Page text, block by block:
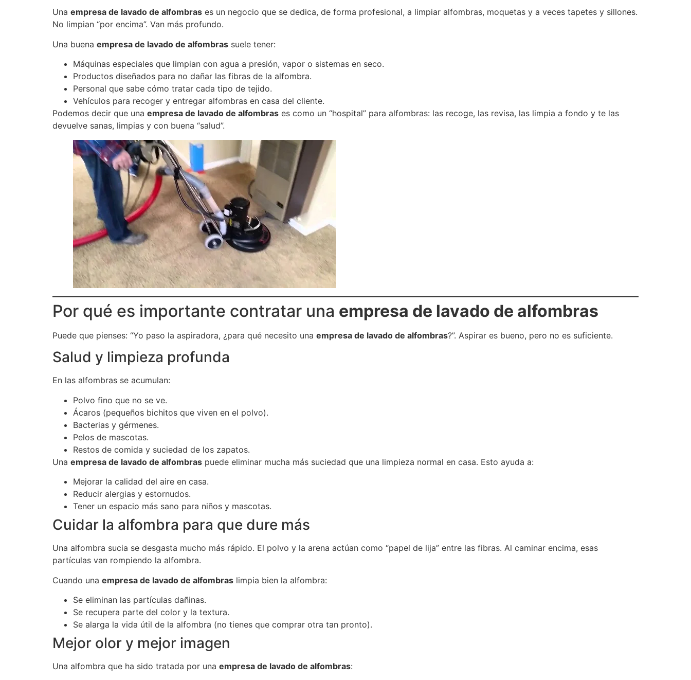
Una empresa de lavado de alfombras es un negocio que se dedica, de forma profesional, a limpiar alfombras, moquetas y a veces tapetes y sillones.
No limpian “por encima”. Van más profundo.
Una buena empresa de lavado de alfombras suele tener:
Máquinas especiales que limpian con agua a presión, vapor o sistemas en seco.
Productos diseñados para no dañar las fibras de la alfombra.
Personal que sabe cómo tratar cada tipo de tejido.
Vehículos para recoger y entregar alfombras en casa del cliente.
Podemos decir que una empresa de lavado de alfombras es como un “hospital” para alfombras: las recoge, las revisa, las limpia a fondo y te las
devuelve sanas, limpias y con buena “salud”.
Por qué es importante contratar una empresa de lavado de alfombras
Puede que pienses: “Yo paso la aspiradora, ¿para qué necesito una empresa de lavado de alfombras?”. Aspirar es bueno, pero no es suficiente.
Salud y limpieza profunda
En las alfombras se acumulan:
Polvo fino que no se ve.
Ácaros (pequeños bichitos que viven en el polvo).
Bacterias y gérmenes.
Pelos de mascotas.
Restos de comida y suciedad de los zapatos.
Una empresa de lavado de alfombras puede eliminar mucha más suciedad que una limpieza normal en casa. Esto ayuda a:
Mejorar la calidad del aire en casa.
Reducir alergias y estornudos.
Tener un espacio más sano para niños y mascotas.
Cuidar la alfombra para que dure más
Una alfombra sucia se desgasta mucho más rápido. El polvo y la arena actúan como “papel de lija” entre las fibras. Al caminar encima, esas
partículas van rompiendo la alfombra.
Cuando una empresa de lavado de alfombras limpia bien la alfombra:
Se eliminan las partículas dañinas.
Se recupera parte del color y la textura.
Se alarga la vida útil de la alfombra (no tienes que comprar otra tan pronto).
Mejor olor y mejor imagen
Una alfombra que ha sido tratada por una empresa de lavado de alfombras: